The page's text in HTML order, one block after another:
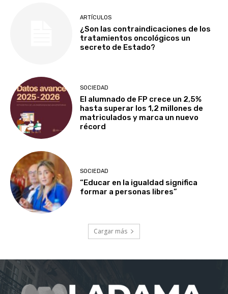
ARTÍCULOS
¿Son las contraindicaciones de los
tratamientos oncológicos un
secreto de Estado?
SOCIEDAD
El alumnado de FP crece un 2,5%
hasta superar los 1,2 millones de
matriculados y marca un nuevo
récord
SOCIEDAD
“Educar en la igualdad significa
formar a personas libres”
Cargar más